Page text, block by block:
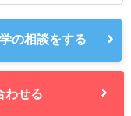
の相談をする
わせる